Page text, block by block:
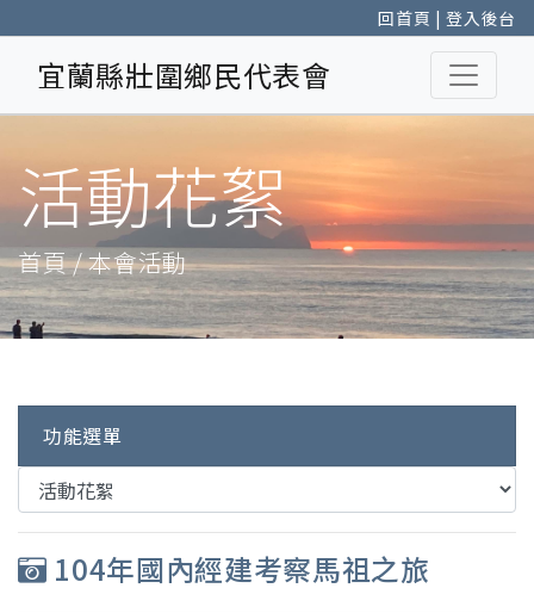
回首頁 |登入後台
宜蘭縣壯圍鄉民代表會
活動花絮
首頁 / 本會活動
功能選單
104年國內經建考察馬祖之旅